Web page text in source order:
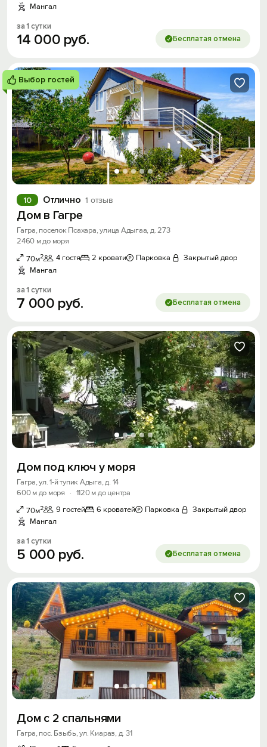
Мангал
за 1 сутки
14 000 руб. Бесплатая отмена
Выбор гостей
Отлично 1 отзыв
10
Дом в Гагре
Гагра, поселок Псахара, улица Адыгаа, д. 273
2460 м до моря
70м2 4 гостя 2 кровати Парковка
Закрытый двор
Мангал
за 1 сутки
7 000 руб. Бесплатая отмена
Дом под ключ у моря
Гагра, ул. 1-й тупик Адыга, д. 14
600 м до моря
· 1120 м до центра
70м2 9 гостей 6 кроватей Парковка
Закрытый двор
Мангал
за 1 сутки
5 000 руб. Бесплатая отмена
Дом с 2 спальнями
Гагра, пос. Бзыбь, ул. Киараз, д. 31